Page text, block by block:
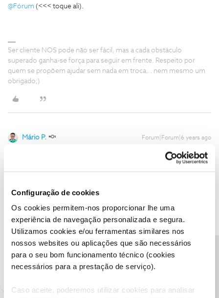
Configuração de cookies
Os cookies permitem-nos proporcionar lhe uma
experiência de navegação personalizada e segura.
Utilizamos cookies e/ou ferramentas similares nos
nossos websites ou aplicações que são necessários
para o seu bom funcionamento técnico (cookies
necessários para a prestação de serviço).
Caso aceite, poderemos utilizar cookies para analisar
@Fórum (<<< toque ali).
Ser cliente NOS pode não ser fácil, mas a cada obstáculo
superado ganha-se força para seguir em frente. Respeito por
quem se propõem ajudar sem nada em troca... nem mesmo um
obrigado;)
Mário P. Forum|Forum|6 years ago
No entanto, estamos aqui para ajudar e, por isso, pedimos que
nos detalhe a sua questão, por favor.
Muito obrigado
Ajude a comunidade a encontrar informação relevante. Marque
como "Melhor Resposta" e faça "Like" nos melhores comentários.